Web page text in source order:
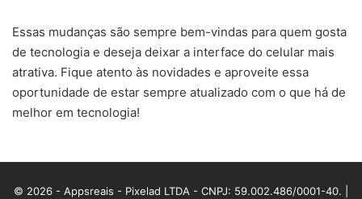
Essas mudanças são sempre bem-vindas para quem gosta
de tecnologia e deseja deixar a interface do celular mais
atrativa. Fique atento às novidades e aproveite essa
oportunidade de estar sempre atualizado com o que há de
melhor em tecnologia!
© 2026 - Appsreais - Pixelad LTDA - CNPJ: 59.002.486/0001-40. |